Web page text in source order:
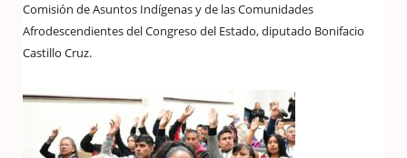
Comisión de Asuntos Indígenas y de las Comunidades
Afrodescendientes del Congreso del Estado, diputado Bonifacio
Castillo Cruz.